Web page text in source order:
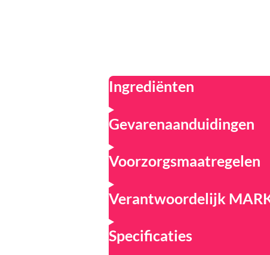
Ingrediënten
Gevarenaanduidingen
Voorzorgsmaatregelen
Verantwoordelijk
Specificaties